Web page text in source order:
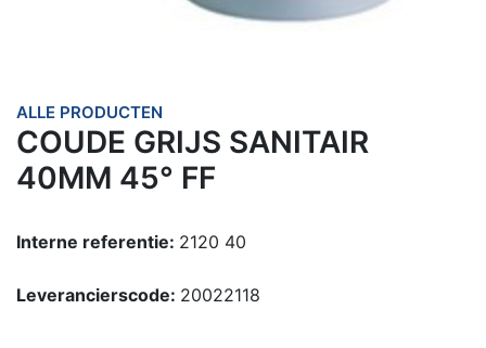
ALLE PRODUCTEN
COUDE GRIJS SANITAIR
40MM 45° FF
Interne referentie: 2120 40
Leverancierscode: 20022118